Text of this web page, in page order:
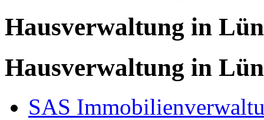
Hausverwaltung in
Hausverwaltung in
SAS